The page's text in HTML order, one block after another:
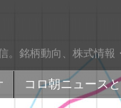
。銘柄動向、株式情
コロ朝ニュース